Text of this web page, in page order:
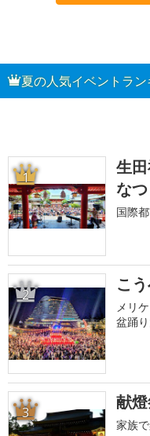
夏の人気イベントラン
1
生
な
国際
2 こ
メリ
盆踊
3 献
家族